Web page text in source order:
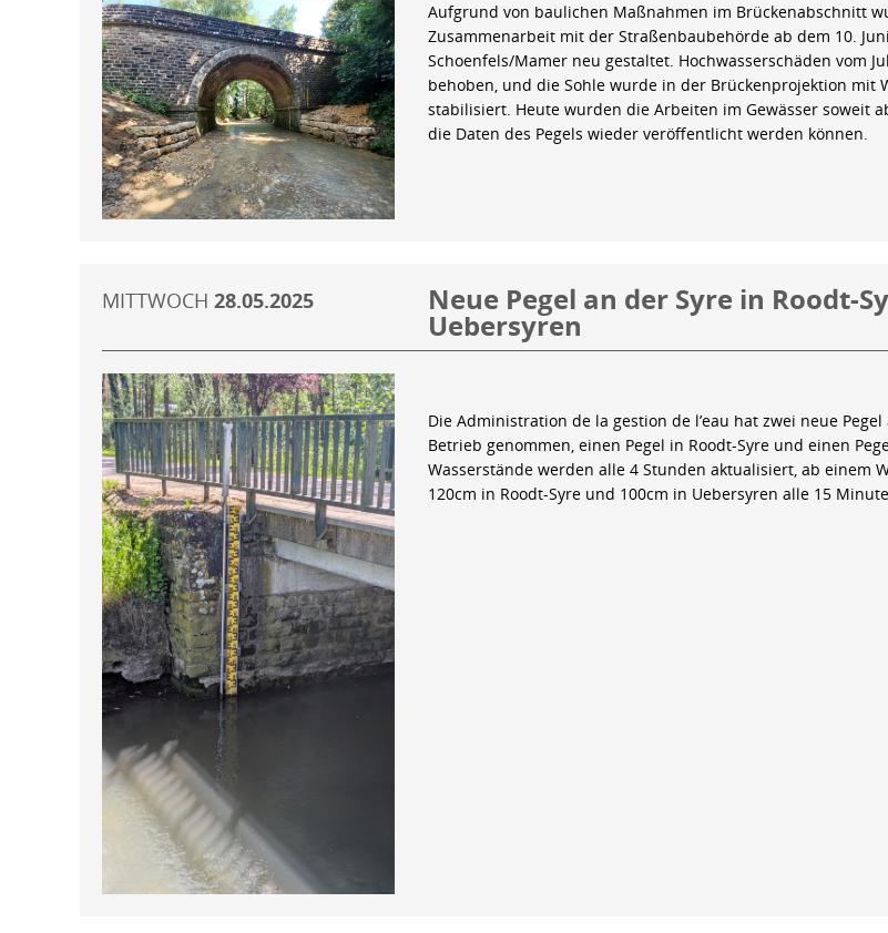
Aufgrund von baulichen Maßnahmen im Brückenabschnitt
Zusammenarbeit mit der Straßenbaubehörde ab dem 10.
Schoenfels/Mamer neu gestaltet. Hochwasserschäden vom
behoben, und die Sohle wurde in der Brückenprojektion mit
stabilisiert. Heute wurden die Arbeiten im Gewässer soweit
die Daten des Pegels wieder veröffentlicht werden können.
MITTWOCH 28.05.2025 Neue Pegel an der Syre in Roodt-
Uebersyren
Die Administration de la gestion de l’eau hat zwei neue
Betrieb genommen, einen Pegel in Roodt-Syre und einen
Wasserstände werden alle 4 Stunden aktualisiert, ab einem
120cm in Roodt-Syre und 100cm in Uebersyren alle 15